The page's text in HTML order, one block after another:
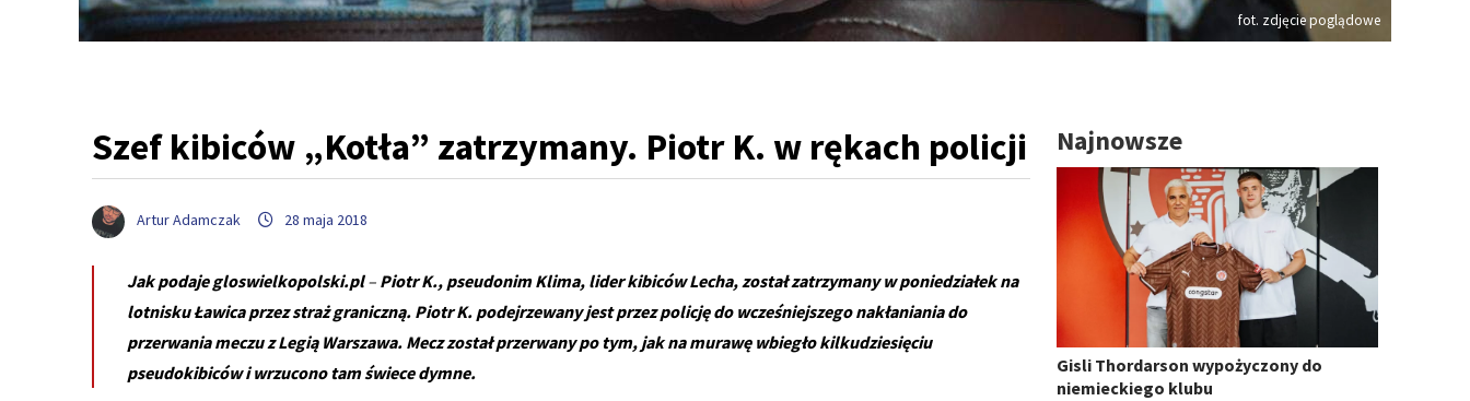
fot. zdjęcie poglądowe
Szef kibiców „Kotła” zatrzymany. Piotr K. w rękach policji
Artur Adamczak 28 maja 2018
Jak podaje gloswielkopolski.pl– Piotr K., pseudonim Klima, lider kibiców Lecha, został zatrzymany w poniedziałek na
lotnisku Ławica przez straż graniczną. Piotr K. podejrzewany jest przez policję do wcześniejszego nakłaniania do
przerwania meczu z Legią Warszawa. Mecz został przerwany po tym, jak na murawę wbiegło kilkudziesięciu
pseudokibiców i wrzucono tam świece dymne.
Najnowsze
Gisli Thordarson wypożyczony do
niemieckiego klubu